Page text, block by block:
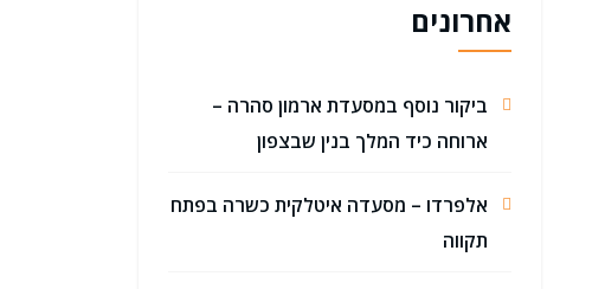
אחרונים
ביקור נוסף במסעדת ארמון סהרה –
ארוחה כיד המלך בנין שבצפון
אלפרדו – מסעדה איטלקית כשרה בפתח
תקווה